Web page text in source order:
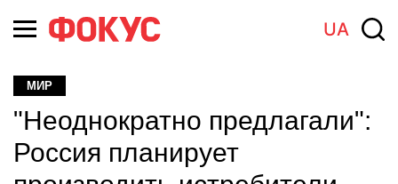
UA
МИР
"Неоднократно предлагали":
Россия планирует